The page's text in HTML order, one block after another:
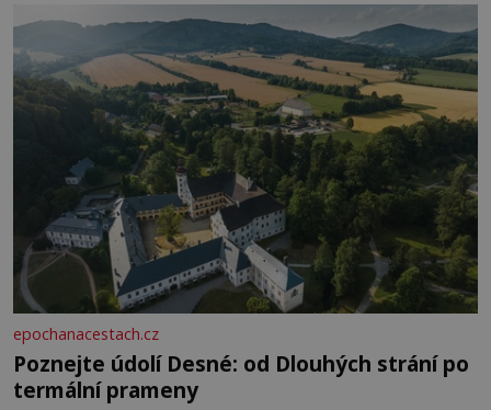
rozhodla stávkovat. Cvičte
epochanacestach.cz
Poznejte údolí Desné: od Dlouhých strání po
termální prameny